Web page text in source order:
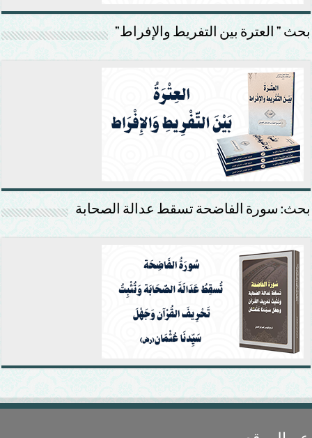
بحث ” العترة بين التفريط والإفراط”
بحث: سورة الفاضحة تسقط عدالة الصحابة